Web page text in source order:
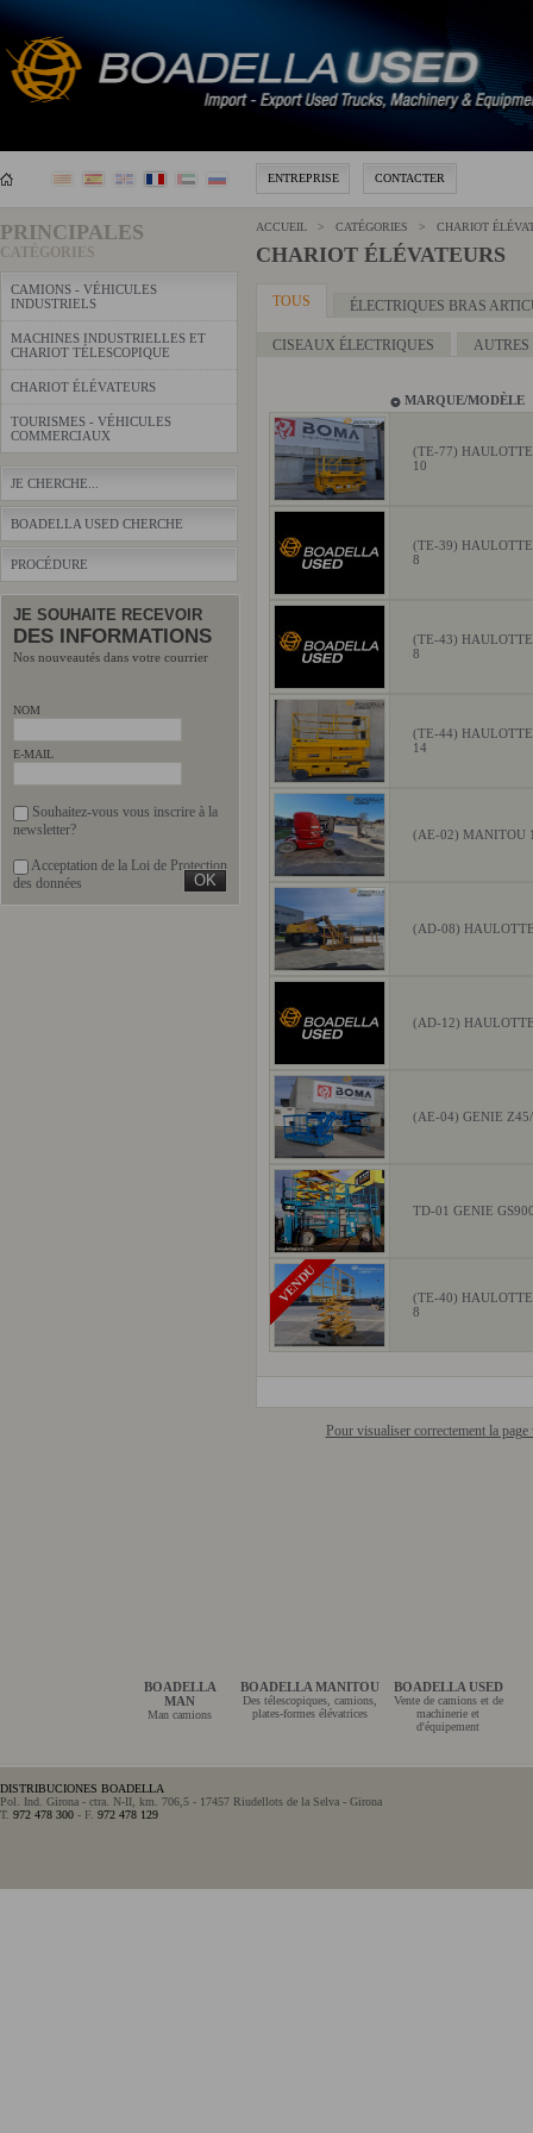
ENTREPRISE CONTACTER
PRINCIPALES
CATÉGORIES
CAMIONS - VÉHICULES
INDUSTRIELS
MACHINES INDUSTRIELLES ET
CHARIOT TÉLESCOPIQUE
CHARIOT ÉLÉVATEURS
TOURISMES - VÉHICULES
COMMERCIAUX
JE CHERCHE...
BOADELLA USED CHERCHE
PROCÉDURE
JE SOUHAITE RECEVOIR
DES INFORMATIONS
Nos nouveautés dans votre courrier
NOM
E-MAIL
Souhaitez-vous vous inscrire à la
newsletter?
Acceptation de la Loi de Protection
des données
ACCUEIL > CATÉGORIES > CHARIOT
CHARIOT ÉLÉVATEURS
TOUS ÉLECTRIQUES BRAS
CISEAUX ÉLECTRIQUES AUTRES
MARQUE/MODÈLE
(TE-77)
10
(TE-39)
8
(TE-43)
8
(TE-44)
14
(AE-02) MANITOU
(AD-08)
(AD-12)
(AE-04) GENIE
TD-01 GENIE
VENDU
(TE-40)
8
Pour visualiser correctement la
BOADELLA
MAN
Man camions
BOADELLA MANITOU
Des télescopiques, camions,
plates-formes élévatrices
BOADELLA USED
Vente de camions et de
machinerie et
d'équipement
DISTRIBUCIONES BOADELLA
Pol. Ind. Girona - ctra. N-II, km. 706,5 - 17457 Riudellots de la Selva - Girona
T. 972 478 300 - F. 972 478 129